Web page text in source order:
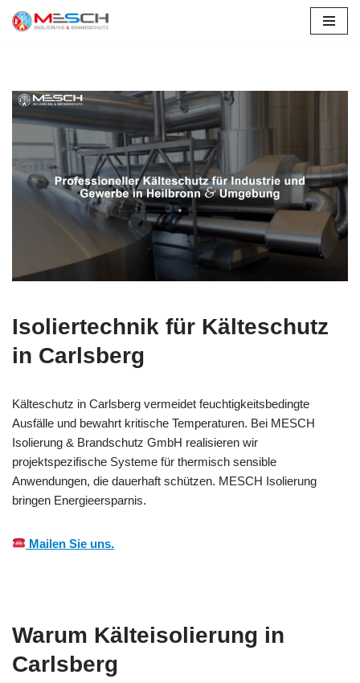
Isoliertechnik für Kälteschutz
in Carlsberg
Kälteschutz in Carlsberg vermeidet feuchtigkeitsbedingte
Ausfälle und bewahrt kritische Temperaturen. Bei MESCH
Isolierung & Brandschutz GmbH realisieren wir
projektspezifische Systeme für thermisch sensible
Anwendungen, die dauerhaft schützen. MESCH Isolierung
bringen Energieersparnis.
Mailen Sie uns.
Warum Kälteisolierung in
Carlsberg